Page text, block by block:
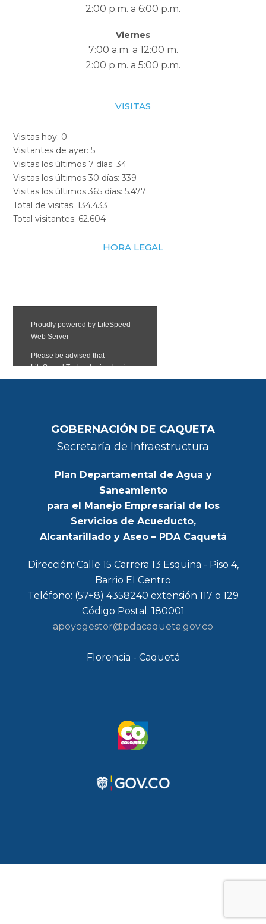
2:00 p.m. a 6:00 p.m.
Viernes
7:00 a.m. a 12:00 m.
2:00 p.m. a 5:00 p.m.
VISITAS
Visitas hoy: 0
Visitantes de ayer:5
Visitas los últimos 7 días:34
Visitas los últimos 30 días:339
Visitas los últimos 365 días:5.477
Total de visitas:134.433
Total visitantes: 62.604
HORA LEGAL
GOBERNACIÓN DE CAQUETA
Secretaría de Infraestructura
Plan Departamental de Agua y
Saneamiento
para el Manejo Empresarial de los
Servicios de Acueducto,
Alcantarillado y Aseo – PDA Caquetá
Dirección: Calle 15 Carrera 13 Esquina - Piso 4,
Barrio El Centro
Teléfono: (57+8) 4358240 extensión 117 o 129
Código Postal: 180001
apoyogestor@pdacaqueta.gov.co
Florencia - Caquetá